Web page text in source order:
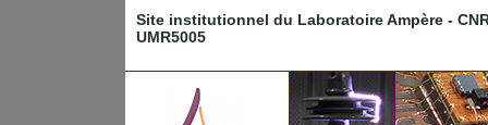
Site institutionnel du Laboratoire Ampère -
UMR5005